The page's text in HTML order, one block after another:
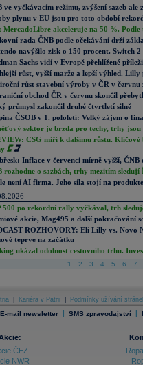
ve vyčkávacím režimu, zvýšení sazeb ale
plynu v EU jsou pro toto období
MercadoLibre akceleruje na 50 %.
rada ČNB podle očekávání drží
navýšilo zisk o 150 procent. Switch
Sachs vidí v Evropě přehlížené
růst, vyšší marže a lepší výhled.
růst stavební výroby v ČR v červnu
obchod ČR v červnu skončil
průmysl zakončil druhé čtvrtletí silně
ČSOB v 1. pololetí: Velký zájem o
sektor je brzda pro techy, trhy jsou
CSG míří k dalšímu růstu.
Inflace v červenci mírně vyšší, ČNB
rozhodne o sazbách, trhy mezitím
není AI firma. Jeho síla stojí na
500 po rekordní rally vyčkával, trh
akcie, Mag495 a další pokračování
ROZHOVORY: Eli Lilly vs. Novo
teprve na začátku
ukázal odolnost cestovního trhu.
1 2 3 4 5 6 7
Kariéra v Patrii Podmínky užívání
E-mail newsletter | SMS zpravodajství |
ČEZ
NWR